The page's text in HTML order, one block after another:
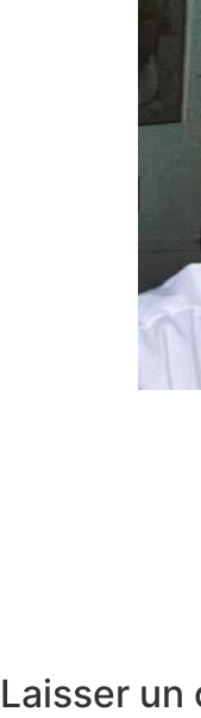
Laisser un